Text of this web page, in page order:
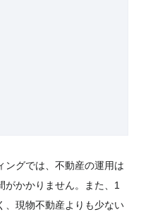
ングでは、不動産の運用は
がかかりません。また、1
、現物不動産よりも少ない